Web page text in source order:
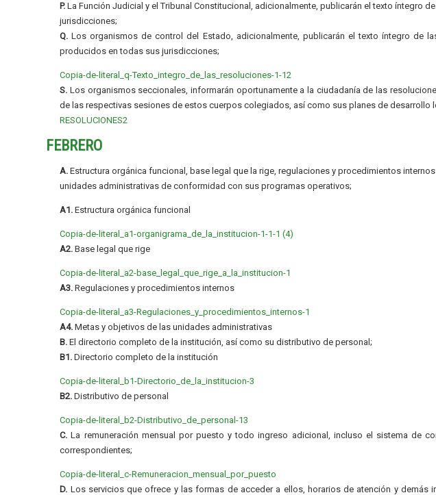
P. La Función Judicial y el Tribunal Constitucional, adicionalmente, publicarán el texto íntegro
jurisdicciones;
Q. Los organismos de control del Estado, adicionalmente, publicarán el texto íntegro de
producidos en todas sus jurisdicciones;
Copia-de-literal_q-Texto_integro_de_las_resoluciones-1-12
S. Los organismos seccionales, informarán oportunamente a la ciudadanía de las
de las respectivas sesiones de estos cuerpos colegiados, así como sus planes de desarrollo
RESOLUCIONES2
FEBRERO
A. Estructura orgánica funcional, base legal que la rige, regulaciones y procedimientos
unidades administrativas de conformidad con sus programas operativos;
A1. Estructura orgánica funcional
Copia-de-literal_a1-organigrama_de_la_institucion-1-1-1 (4)
A2. Base legal que rige
Copia-de-literal_a2-base_legal_que_rige_a_la_institucion-1
A3. Regulaciones y procedimientos internos
Copia-de-literal_a3-Regulaciones_y_procedimientos_internos-1
A4. Metas y objetivos de las unidades administrativas
B. El directorio completo de la institución, así como su distributivo de personal;
B1. Directorio completo de la institución
Copia-de-literal_b1-Directorio_de_la_institucion-3
B2. Distributivo de personal
Copia-de-literal_b2-Distributivo_de_personal-13
C. La remuneración mensual por puesto y todo ingreso adicional, incluso el sistema de
correspondientes;
Copia-de-literal_c-Remuneracion_mensual_por_puesto
D. Los servicios que ofrece y las formas de acceder a ellos, horarios de atención y demás